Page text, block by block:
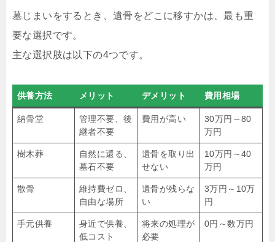
墓じまいをするとき、遺骨をどこに移すかは、最も重
要な選択です。
主な選択肢は以下の4つです。
供養方法 メリット デメリット 費用相場
納骨堂
管理不要、後
継者不要
費用が高い
30万円～80
万円
樹木葬
自然に還る、
墓石不要
遺骨を取り出
せない
10万円～40
万円
散骨
維持費ゼロ、
自由な場所
遺骨が残らな
い
3万円～10万
円
手元供養
身近で供養、
低コスト
将来の処理が
必要
0円～数万円